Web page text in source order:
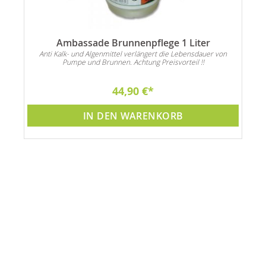
Ambassade Brunnenpflege 1 Liter
Anti Kalk- und Algenmittel verlängert die Lebensdauer von
Pumpe und Brunnen. Achtung Preisvorteil !!
44,90 €
IN DEN WARENKORB